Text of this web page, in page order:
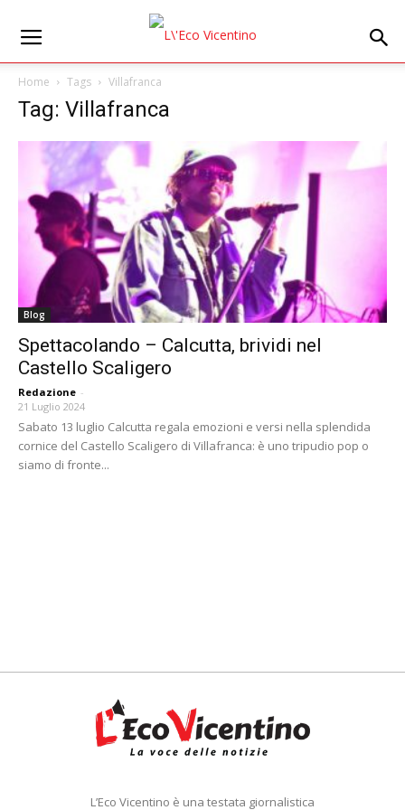
Home Tags Villafranca
Tag: Villafranca
Blog
Spettacolando – Calcutta, brividi nel
Castello Scaligero
Redazione -
21 Luglio 2024
Sabato 13 luglio Calcutta regala emozioni e versi nella splendida
cornice del Castello Scaligero di Villafranca: è uno tripudio pop o
siamo di fronte...
L’Eco Vicentino è una testata giornalistica